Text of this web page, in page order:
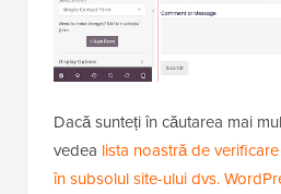
Dacă sunteți în căutarea mai
vedea lista noastră de
în subsolul site-ului dvs.